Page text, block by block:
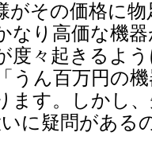
がその価格に
なり高価な機
度々起きるよ
うん百万円の
ます。しかし
に疑問がある